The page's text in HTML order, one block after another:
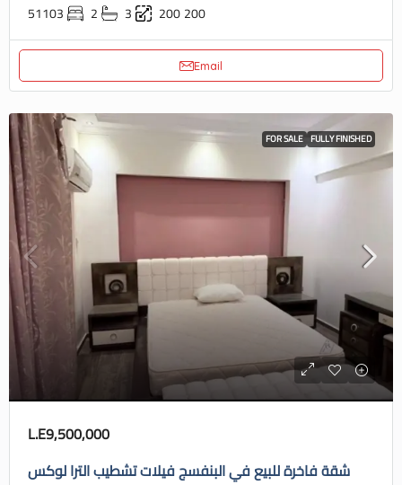
51103 2 3 200200
Email
FOR SALE FULLY FINISHED
L.E9,500,000
شقة فاخرة للبيع في البنفسج فيلات تشطيب الترا لوكس